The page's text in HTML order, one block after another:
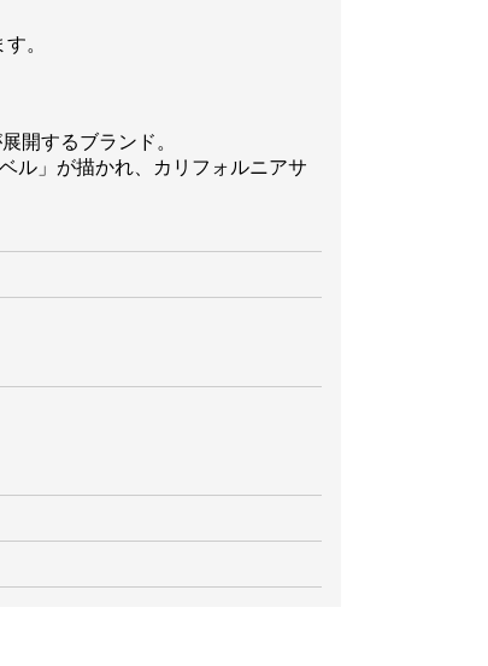
。
開するブランド。
ル」が描かれ、カリフォルニアサ